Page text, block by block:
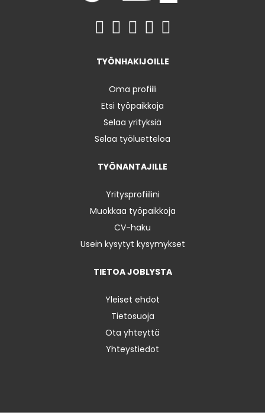
TYÖNHAKIJOILLE
Oma profiili
Etsi työpaikkoja
Selaa yrityksiä
Selaa työluetteloa
TYÖNANTAJILLE
Yritysprofiilini
Muokkaa työpaikkoja
CV-haku
Usein kysytyt kysymykset
TIETOA JOBLYSTA
Yleiset ehdot
Tietosuoja
Ota yhteyttä
Yhteystiedot